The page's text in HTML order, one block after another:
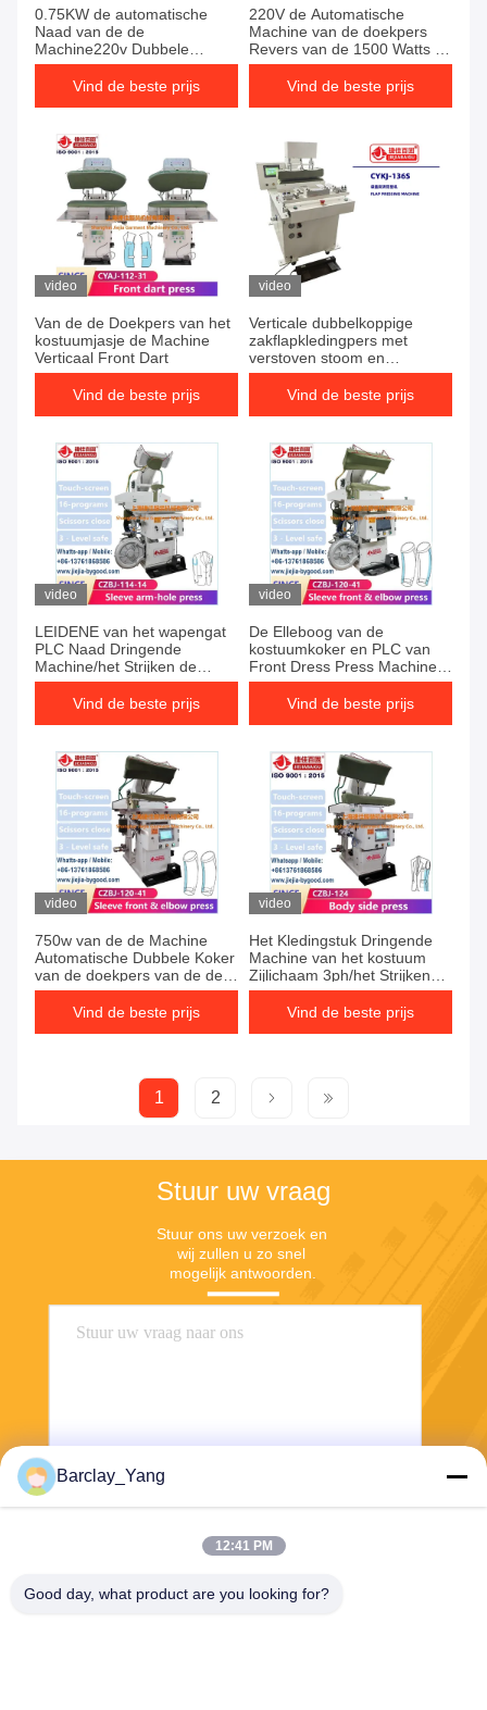
0.75KW de automatische
Naad van de de
Machine220v Dubbele
Schouder van de Doekpers
Vind de beste prijs
220V de Automatische
Machine van de doekpers
Revers van de 1500 Watts de
Verticale Pers
Vind de beste prijs
video
Van de de Doekpers van het
kostuumjasje de Machine
Verticaal Front Dart
Vind de beste prijs
video
Verticale dubbelkoppige
zakflapkledingpers met
verstoven stoom en
vacuümregeling
Vind de beste prijs
video
LEIDENE van het wapengat
PLC Naad Dringende
Machine/het Strijken de
Kleding van het
Materiaalkostuum
Vind de beste prijs
video
De Elleboog van de
kostuumkoker en PLC van
Front Dress Press Machine
Touch Sreen
Vind de beste prijs
video
750w van de de Machine
Automatische Dubbele Koker
van de doekpers van de de
Elleboogpers het Touche
screenplcVind de beste prijs
video
Het Kledingstuk Dringende
Machine van het kostuum
Zijlichaam 3ph/het Strijken
Materiaal
Vind de beste prijs
1 2
Stuur uw vraag
Stuur ons uw verzoek en
wij zullen u zo snel
mogelijk antwoorden.
Barclay_Yang
12:41 PM
Good day, what product are you looking for?